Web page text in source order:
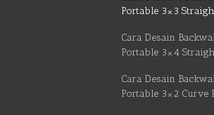
Portable 3×3
Cara Desain
Portable 3×4
Cara Desain
Portable 3×2 Curve